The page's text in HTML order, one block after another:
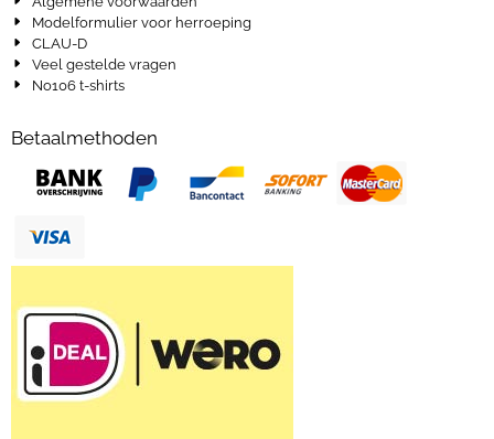
Modelformulier voor herroeping
CLAU-D
Veel gestelde vragen
No106 t-shirts
Betaalmethoden